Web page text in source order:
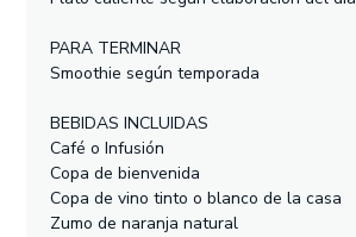
PARA TERMINAR
Smoothie según temporada
BEBIDAS INCLUIDAS
Café o Infusión
Copa de bienvenida
Copa de vino tinto o blanco de la casa
Zumo de naranja natural